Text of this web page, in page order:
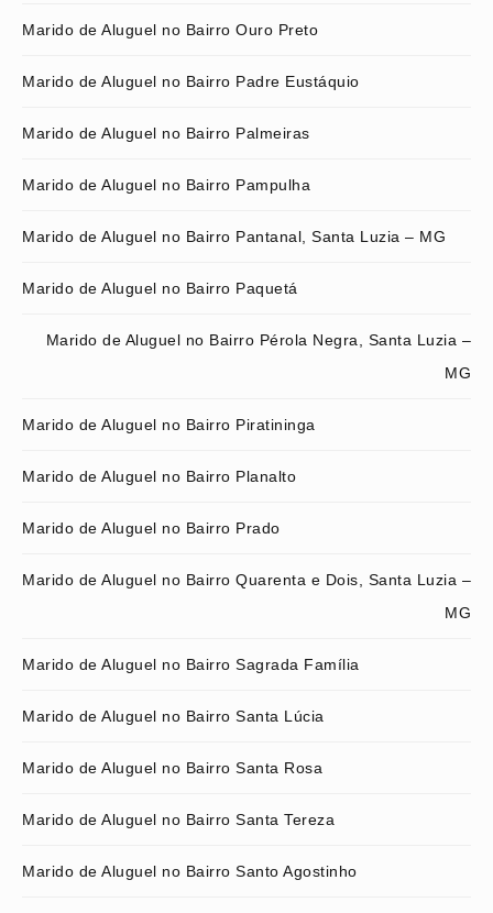
Marido de Aluguel no Bairro Ouro Preto
Marido de Aluguel no Bairro Padre Eustáquio
Marido de Aluguel no Bairro Palmeiras
Marido de Aluguel no Bairro Pampulha
Marido de Aluguel no Bairro Pantanal, Santa Luzia – MG
Marido de Aluguel no Bairro Paquetá
Marido de Aluguel no Bairro Pérola Negra, Santa Luzia –
MG
Marido de Aluguel no Bairro Piratininga
Marido de Aluguel no Bairro Planalto
Marido de Aluguel no Bairro Prado
Marido de Aluguel no Bairro Quarenta e Dois, Santa Luzia –
MG
Marido de Aluguel no Bairro Sagrada Família
Marido de Aluguel no Bairro Santa Lúcia
Marido de Aluguel no Bairro Santa Rosa
Marido de Aluguel no Bairro Santa Tereza
Marido de Aluguel no Bairro Santo Agostinho